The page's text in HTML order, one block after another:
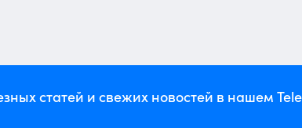
статей и свежих новостей в нашем